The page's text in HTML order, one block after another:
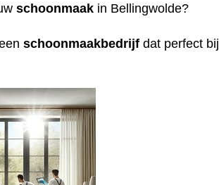
schoonmaak in Bellingwolde?
schoonmaakbedrijf dat perfect bij